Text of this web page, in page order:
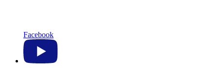
Facebook